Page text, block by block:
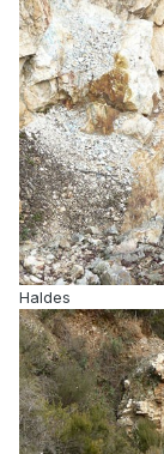
Haldes